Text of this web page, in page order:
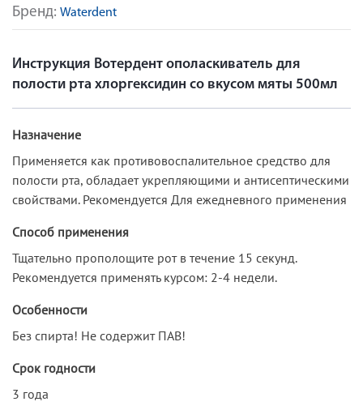
Бренд: Waterdent
Инструкция Вотердент ополаскиватель для
полости рта хлоргексидин со вкусом мяты 500мл
Назначение
Применяется как противовоспалительное средство для
полости рта, обладает укрепляющими и антисептическими
свойствами. Рекомендуется Для ежедневного применения
Способ применения
Тщательно прополощите рот в течение 15 секунд.
Рекомендуется применять курсом: 2-4 недели.
Особенности
Без спирта! Не содержит ПАВ!
Срок годности
3 года